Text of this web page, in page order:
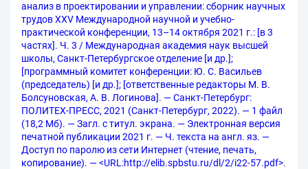
анализ в проектировании и управлении: сборник научных
трудов XXV Международной научной и учебно-
практической конференции, 13–14 октября 2021 г.: [в 3
частях]. Ч. 3 / Международная академия наук высшей
школы, Санкт-Петербургское отделение [и др.];
[программный комитет конференции: Ю. С. Васильев
(председатель) [и др.]; [ответственные редакторы М. В.
Болсуновская, А. В. Логинова]. — Санкт-Петербург:
ПОЛИТЕХ-ПРЕСС, 2021 (Санкт-Петербург, 2022). — 1 файл
(18,2 Мб). — Загл. с титул. экрана. — Электронная версия
печатной публикации 2021 г. — Ч. текста на англ. яз. —
Доступ по паролю из сети Интернет (чтение, печать,
копирование). — <URL:http://elib.spbstu.ru/dl/2/i22-57.pdf>.